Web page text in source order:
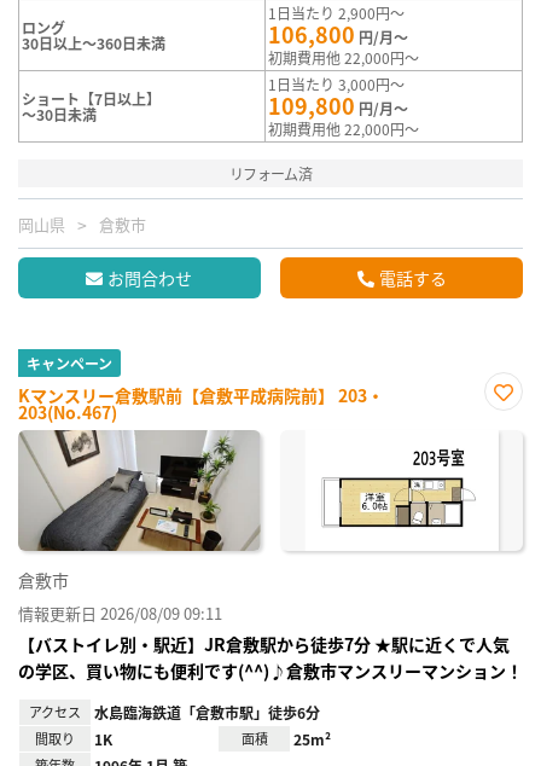
ロング
30日以上～360日未満
1日当たり 2,900円～
106,800 円/月～
初期費用他 22,000円～
ショート【7日以上】
～30日未満
1日当たり 3,000円～
109,800 円/月～
初期費用他 22,000円～
リフォーム済
岡山県 倉敷市
お問合わせ 電話する
キャンペーン
Kマンスリー倉敷駅前【倉敷平成病院前】 203・
203(No.467)
に入
倉敷市
情報更新日 2026/08/09 09:11
【バストイレ別・駅近】JR倉敷駅から徒歩7分 ★駅に近くで人気
の学区、買い物にも便利です(^^)♪倉敷市マンスリーマンション！
アクセス 水島臨海鉄道「倉敷市駅」徒歩6分
間取り 1K 面積 25m²